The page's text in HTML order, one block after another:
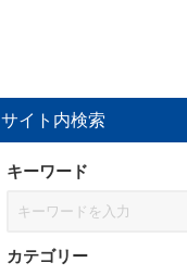
サイト内検索
キーワード
カテゴリー